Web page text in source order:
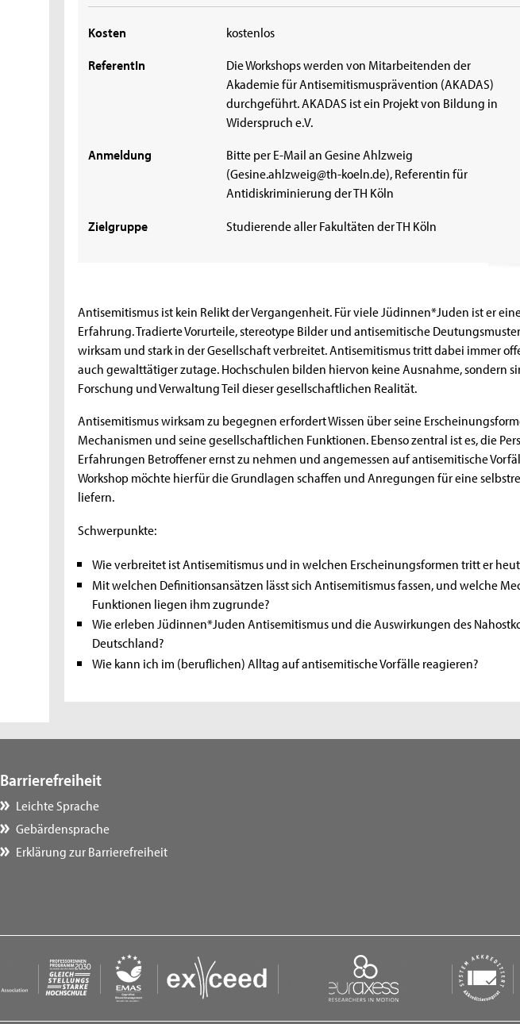
Kosten
kostenlos
ReferentIn
Die Workshops werden von Mitarbeitenden der
Akademie für Antisemitismusprävention (AKADAS)
durchgeführt. AKADAS ist ein Projekt von Bildung in
Widerspruch e.V.
Anmeldung
Bitte per E-Mail an Gesine Ahlzweig
(Gesine.ahlzweig@th-koeln.de), Referentin für
Antidiskriminierung der TH Köln
Zielgruppe
Studierende aller Fakultäten der TH Köln
Antisemitismus ist kein Relikt der Vergangenheit. Für viele Jüdinnen*Juden ist er
Erfahrung. Tradierte Vorurteile, stereotype Bilder und antisemitische
wirksam und stark in der Gesellschaft verbreitet. Antisemitismus tritt dabei immer
auch gewalttätiger zutage. Hochschulen bilden hiervon keine Ausnahme, sondern
Forschung und Verwaltung Teil dieser gesellschaftlichen Realität.
Antisemitismus wirksam zu begegnen erfordert Wissen über seine
Mechanismen und seine gesellschaftlichen Funktionen. Ebenso zentral ist es, die
Erfahrungen Betroffener ernst zu nehmen und angemessen auf antisemitische
Workshop möchte hierfür die Grundlagen schaffen und Anregungen für eine
liefern.
Schwerpunkte:
Wie verbreitet ist Antisemitismus und in welchen Erscheinungsformen tritt er
Mit welchen Definitionsansätzen lässt sich Antisemitismus fassen, und welche
Funktionen liegen ihm zugrunde?
Wie erleben Jüdinnen*Juden Antisemitismus und die Auswirkungen des
Deutschland?
Wie kann ich im (beruflichen) Alltag auf antisemitische Vorfälle reagieren?
Barrierefreiheit
Leichte Sprache
Gebärdensprache
Erklärung zur Barrierefreiheit